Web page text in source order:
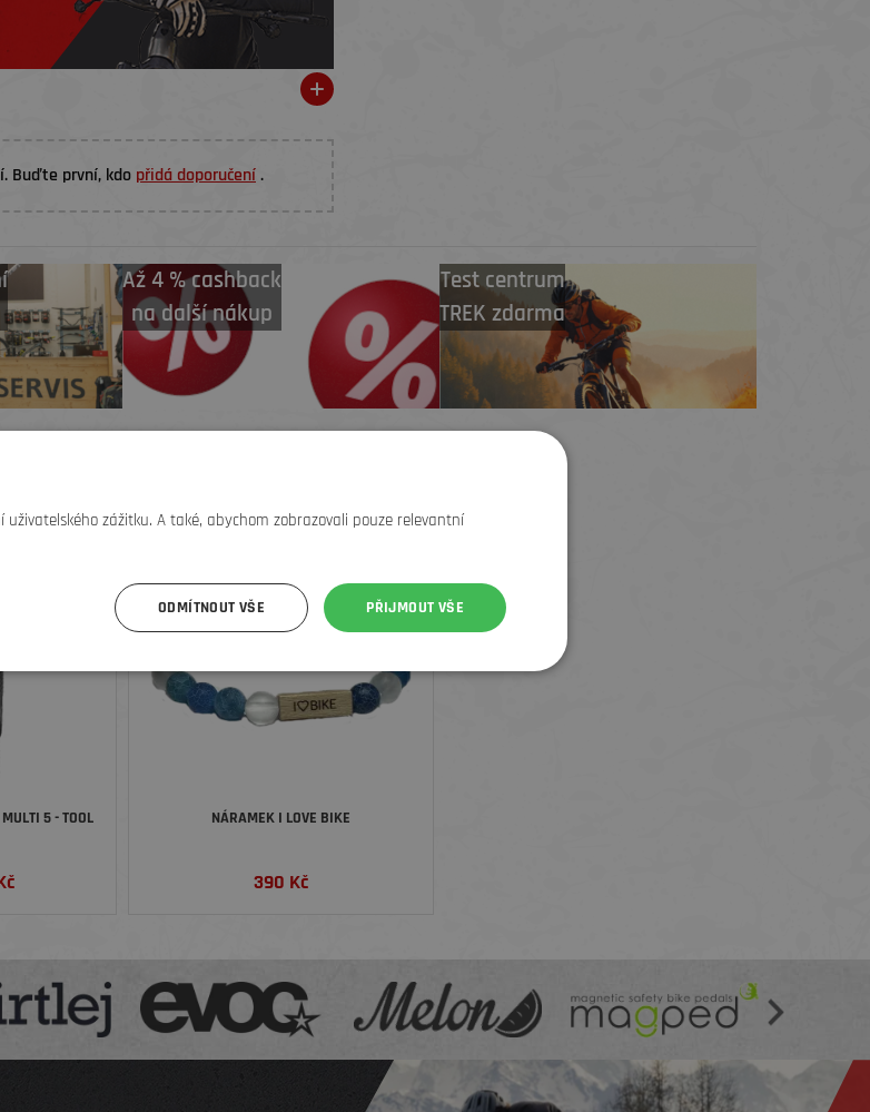
Buďte první, kdo přidá doporučení.
Až 4 % cashback
na další nákup
Test centrum
TREK zdarma
5 - TOOL NÁRAMEK I LOVE BIKE
390 Kč
uživatelského zážitku. A také, abychom zobrazovali pouze relevantní
PŘIJMOUT VŠE
ODMÍTNOUT VŠE